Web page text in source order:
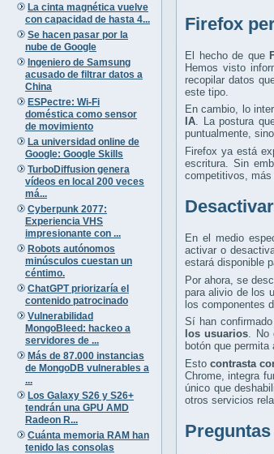
La cinta magnética vuelve
con capacidad de hasta 4...
Se hacen pasar por la
nube de Google
Ingeniero de Samsung
acusado de filtrar datos a
China
ESPectre: Wi-Fi
doméstica como sensor
de movimiento
La universidad online de
Google: Google Skills
TurboDiffusion genera
vídeos en local 200 veces
má...
Cyberpunk 2077:
Experiencia VHS
impresionante con ...
Robots autónomos
minúsculos cuestan un
céntimo.
ChatGPT priorizaría el
contenido patrocinado
Vulnerabilidad
MongoBleed: hackeo a
servidores de ...
Más de 87.000 instancias
de MongoDB vulnerables a
...
Los Galaxy S26 y S26+
tendrán una GPU AMD
Radeon R...
Cuánta memoria RAM han
tenido las consolas
Firefox
El hecho de que
Hemos visto
recopilar datos
este tipo.
En cambio, lo
IA. La postura
puntualmente,
Firefox ya está
escritura. Sin
competitivos, más
En el medio
activar o
estará disponible
Por ahora, se
para alivio de los
los componentes
Sí han
los usuarios. No
botón que
Estocontrasta
Chrome, integra
único que
otros servicios